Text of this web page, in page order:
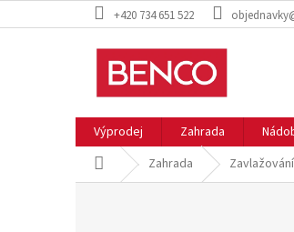
na
+420 734 651 522
Výprodej Zahrada
Domů Zahrada Zavlažování